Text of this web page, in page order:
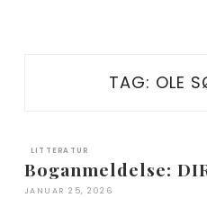
TAG: OLE
LITTERATUR
Boganmeldelse:
JANUAR 25, 2026